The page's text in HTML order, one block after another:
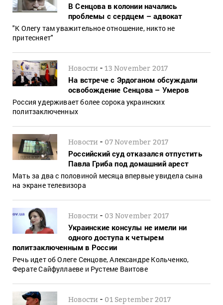
В Сенцова в колонии начались
проблемы с сердцем – адвокат
"К Олегу там уважительное отношение, никто не
притесняет"
Новости -13 November 2017
На встрече с Эрдоганом обсуждали
освобождение Сенцова – Умеров
Россия удерживает более сорока украинских
политзаключенных
Новости - 07 November 2017
Российский суд отказался отпустить
Павла Гриба под домашний арест
Мать за два с половиной месяца впервые увидела сына
на экране телевизора
Новости - 03 November 2017
Украинские консулы не имели ни
одного доступа к четырем
политзаключенным в России
Речь идет об Олеге Сенцове, Александре Кольченко,
Ферате Сайфуллаеве и Рустеме Ваитове
Новости - 01 September 2017